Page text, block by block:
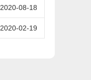
2020-08-18
2020-02-19